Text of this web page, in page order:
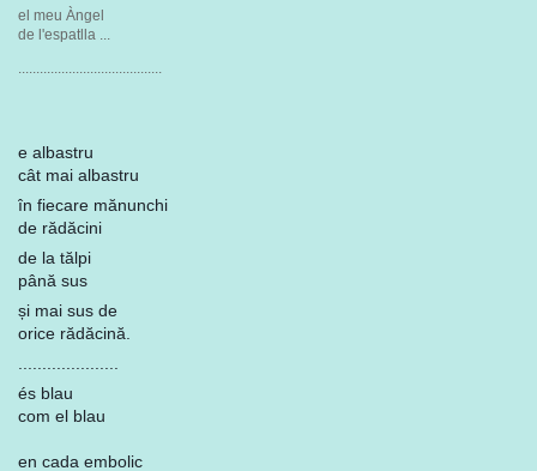
el meu Àngel
de l'espatlla ...
e albastru
cât mai albastru
în fiecare mănunchi
de rădăcini
de la tălpi
până sus
și mai sus de
orice rădăcină.
és blau
com el blau
en cada embolic